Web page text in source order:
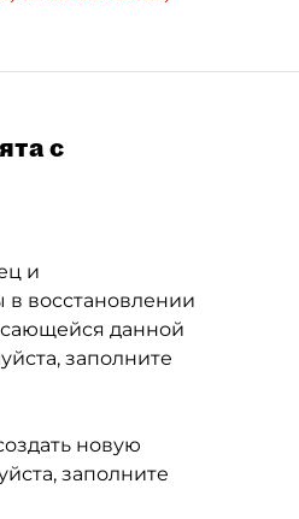
с
и
в восстановлении
данной
заполните
новую
заполните